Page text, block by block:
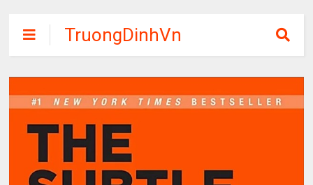
TruongDinhVn
Chia sẽ ebook,
các khóa học,
phần mềm học
tập miễn phí